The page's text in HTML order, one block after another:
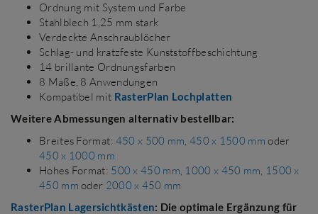
Ordnung mit System und Farbe
Stahlblech 1,25 mm stark
Verdeckte Anschraublöcher
Schlag- und kratzfeste Kunststoffbeschichtung
14 brillante Ordnungsfarben
8 Maße, 8 Anwendungen
Kompatibel mit RasterPlan Lochplatten
Weitere Abmessungen alternativ bestellbar:
Breites Format: 450 x 500 mm,450 x 1500 mm oder
450 x 1000 mm
Hohes Format: 500 x 450 mm, 1000 x 450 mm, 1500 x
450 mm oder 2000 x 450 mm
RasterPlan Lagersichtkästen: Die optimale Ergänzung für